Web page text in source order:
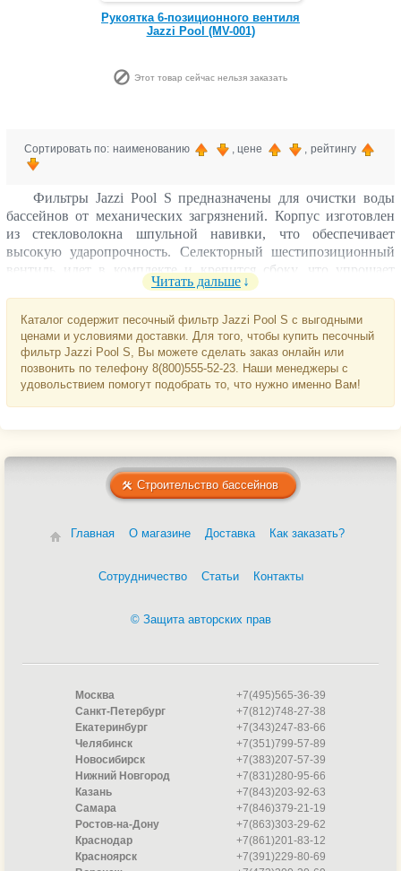
Рукоятка 6-позиционного вентиля
Jazzi Pool (MV-001)
Этот товар сейчас нельзя заказать
Сортировать по: наименованию , цене , рейтингу
Фильтры Jazzi Pool S предназначены для очистки воды
бассейнов от механических загрязнений. Корпус изготовлен
из стекловолокна шпульной навивки, что обеспечивает
высокую ударопрочность. Селекторный шестипозиционный
вентиль идет в комплекте и крепится сбоку, что упрощает
монтаж и обслуживание. Фильтры серии S стоят несколько
очистки колеблется в интервале 20-30 мкм в зависимости от
фракции наполнителя.
Будьте внимательны!Песчаная засыпка в комплект
поставки не входит.
Для работы фильтра Jazzi Pool необходим насос. Насос
требуется приобретать отдельно.
Читать дальше
Каталог содержит песочный фильтр Jazzi Pool S с выгодными
ценами и условиями доставки. Для того, чтобы купить песочный
фильтр Jazzi Pool S, Вы можете сделать заказ онлайн или
позвонить по телефону 8(800)555-52-23. Наши менеджеры с
удовольствием помогут подобрать то, что нужно именно Вам!
Строительство бассейнов
Главная О магазине Доставка Как заказать?
Сотрудничество Статьи Контакты
© Защита авторских прав
Москва
+7(495)565-36-39
Санкт-Петербург
+7(812)748-27-38
Екатеринбург
+7(343)247-83-66
Челябинск
+7(351)799-57-89
Новосибирск
+7(383)207-57-39
Нижний Новгород
+7(831)280-95-66
Казань
+7(843)203-92-63
Самара
+7(846)379-21-19
Ростов-на-Дону
+7(863)303-29-62
Краснодар
+7(861)201-83-12
Красноярск
+7(391)229-80-69